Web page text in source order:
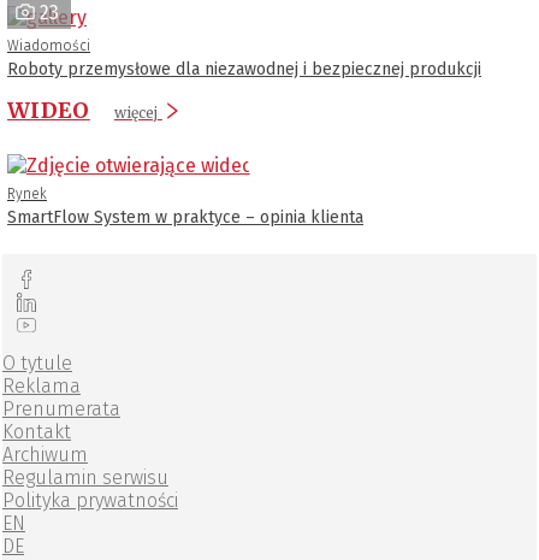
23
Wiadomości
Roboty przemysłowe dla niezawodnej i bezpiecznej produkcji
WIDEO więcej
Rynek
SmartFlow System w praktyce – opinia klienta
O tytule
Reklama
Prenumerata
Kontakt
Archiwum
Regulamin serwisu
Polityka prywatności
EN
DE